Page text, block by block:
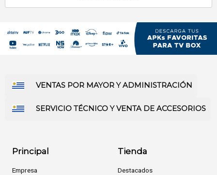
VENTAS POR MAYOR Y ADMINISTRACIÓN
SERVICIO TÉCNICO Y VENTA DE ACCESORIOS
Principal
Empresa
Tienda
Destacados